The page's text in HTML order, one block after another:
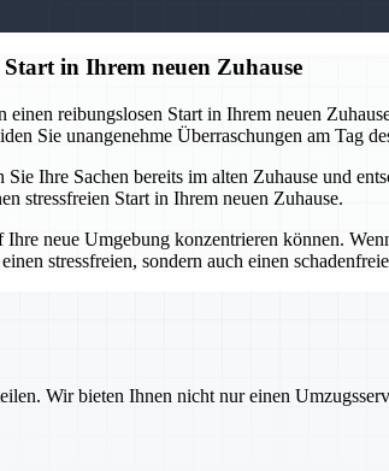
Start in Ihrem neuen Zuhause
reibungslosen Start in Ihrem neuen
Sie unangenehme Überraschungen am Tag
Ihre Sachen bereits im alten Zuhause und
stressfreien Start in Ihrem neuen Zuhause.
neue Umgebung konzentrieren können.
stressfreien, sondern auch einen
Wir bieten Ihnen nicht nur einen